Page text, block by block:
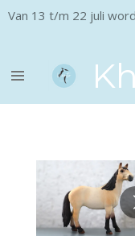
Ga
de
hoofdinhoud
Van 13 t/m 22 juli